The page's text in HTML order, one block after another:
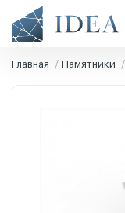
Главная Памятники